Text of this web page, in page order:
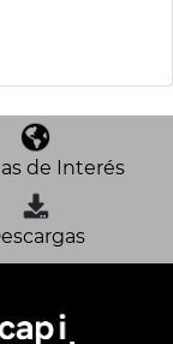
de Interés